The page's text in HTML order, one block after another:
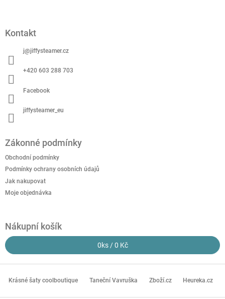
Kontakt
j@jiffysteamer.cz
+420 603 288 703
Facebook
jiffysteamer_eu
Zákonné podmínky
Obchodní podmínky
Podmínky ochrany osobních údajů
Jak nakupovat
Moje objednávka
Nákupní košík
0ks /0 Kč
Krásné šaty coolboutique Taneční Vavruška Zboží.cz Heureka.cz